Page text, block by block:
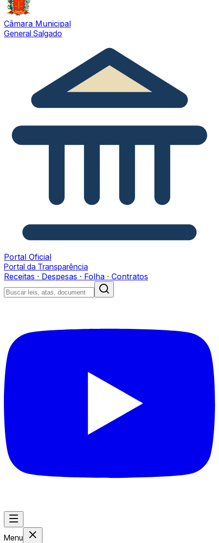
Câmara Municipal
General Salgado
Portal Oficial
Portal da Transparência
Receitas · Despesas · Folha · Contratos
Menu